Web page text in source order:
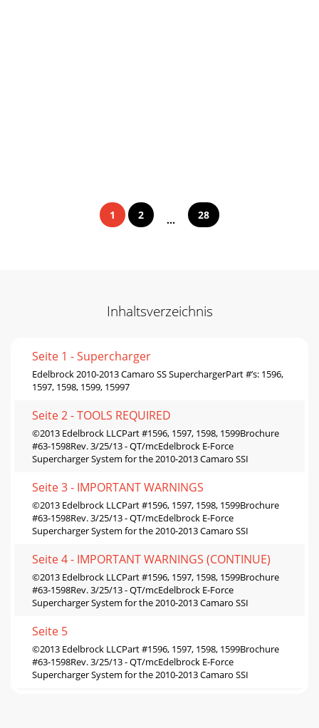
1 2 ... 28
Inhaltsverzeichnis
Seite 1 - Supercharger
Edelbrock 2010-2013 Camaro SS SuperchargerPart #’s: 1596,
1597, 1598, 1599, 15997
Seite 2 - TOOLS REQUIRED
©2013 Edelbrock LLCPart #1596, 1597, 1598, 1599Brochure
#63-1598Rev. 3/25/13 - QT/mcEdelbrock E-Force
Supercharger System for the 2010-2013 Camaro SSI
Seite 3 - IMPORTANT WARNINGS
©2013 Edelbrock LLCPart #1596, 1597, 1598, 1599Brochure
#63-1598Rev. 3/25/13 - QT/mcEdelbrock E-Force
Supercharger System for the 2010-2013 Camaro SSI
Seite 4 - IMPORTANT WARNINGS (CONTINUE)
©2013 Edelbrock LLCPart #1596, 1597, 1598, 1599Brochure
#63-1598Rev. 3/25/13 - QT/mcEdelbrock E-Force
Supercharger System for the 2010-2013 Camaro SSI
Seite 5
©2013 Edelbrock LLCPart #1596, 1597, 1598, 1599Brochure
#63-1598Rev. 3/25/13 - QT/mcEdelbrock E-Force
Supercharger System for the 2010-2013 Camaro SSI